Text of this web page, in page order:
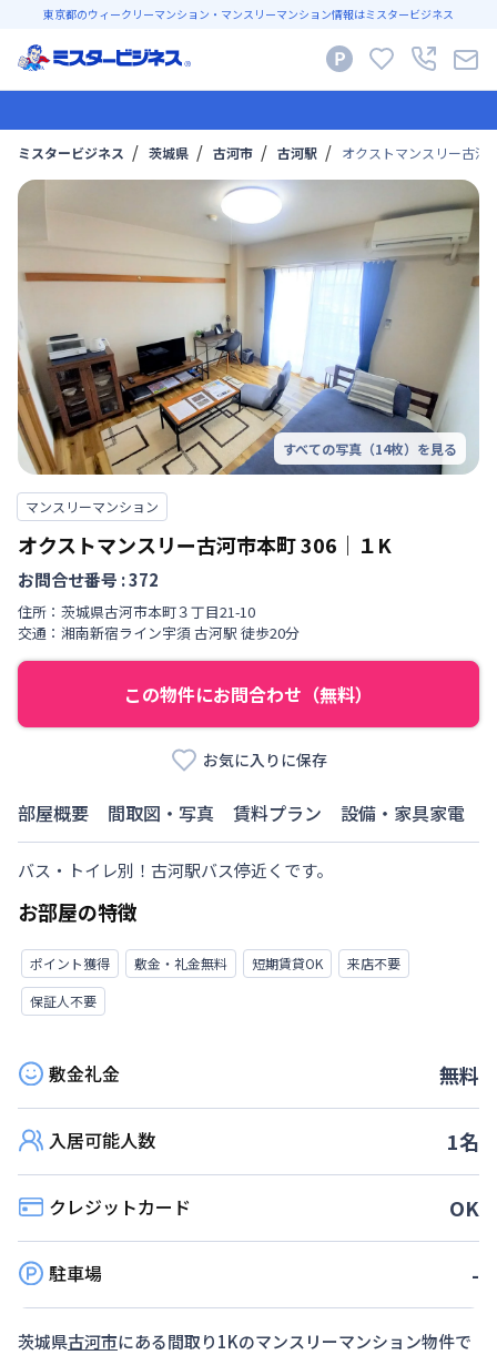
東京都のウィークリーマンション・マンスリーマンション情報はミスタービジネス
ミスタービジネス 茨城県 古河市 古河駅 オクストマンスリー古河
すべての写真（14枚）を見る
マンスリーマンション
オクストマンスリー古河市本町306 ｜ １K
お問合せ番号 :372
住所： 茨城県古河市本町３丁目21-10
交通： 湘南新宿ライン宇須古河駅 徒歩20分
この物件にお問合わせ（無料）
お気に入りに保存
部屋概要 間取図・写真 賃料プラン 設備・家具家電
バス・トイレ別！古河駅バス停近くです。
お部屋の特徴
ポイント獲得 敷金・礼金無料 短期賃貸OK
来店不要
保証人不要
敷金礼金 無料
入居可能人数 1名
クレジットカード OK
駐車場 -
茨城県古河市にある間取り1Kのマンスリーマンション物件で